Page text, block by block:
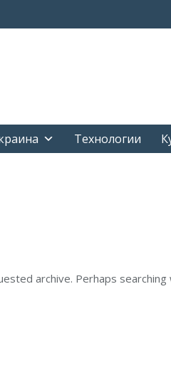
Технологии
archive. Perhaps searching